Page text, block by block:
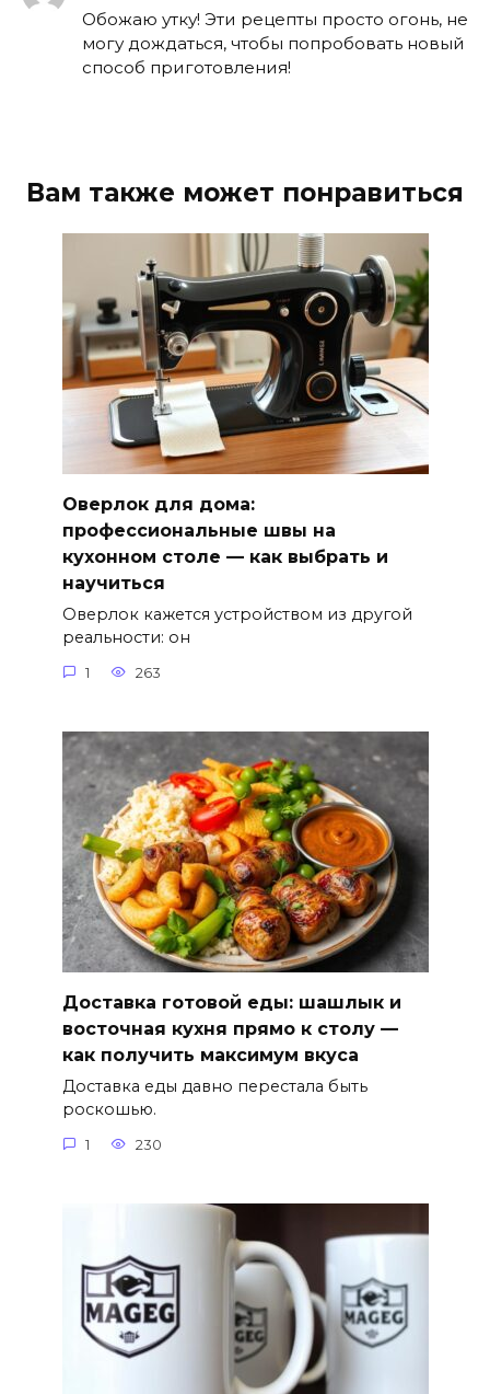
Обожаю утку! Эти рецепты просто огонь, не
могу дождаться, чтобы попробовать новый
способ приготовления!
Вам также может понравиться
Оверлок для дома:
профессиональные швы на
кухонном столе — как выбрать и
научиться
Оверлок кажется устройством из другой
реальности: он
1 263
Доставка готовой еды: шашлык и
восточная кухня прямо к столу —
как получить максимум вкуса
Доставка еды давно перестала быть
роскошью.
1 230